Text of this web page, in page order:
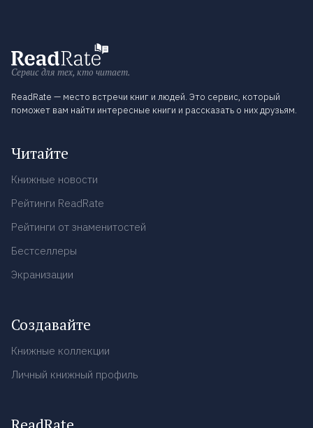
Сервис для тех, кто читает.
ReadRate — место встречи книг и людей. Это сервис, который
поможет вам найти интересные книги и рассказать о них друзьям.
Читайте
Книжные новости
Рейтинги ReadRate
Рейтинги от знаменитостей
Бестселлеры
Экранизации
Создавайте
Книжные коллекции
Личный книжный профиль